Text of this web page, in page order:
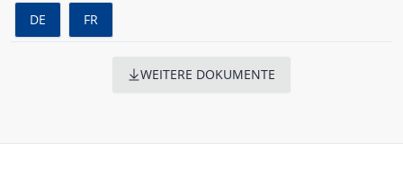
DE FR
WEITERE DOKUMENTE